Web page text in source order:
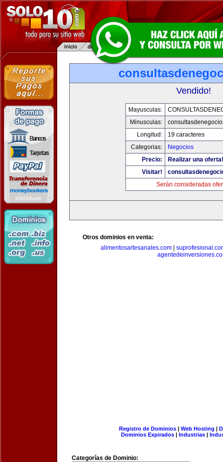
Vendido!
Mayusculas:
Minusculas:
Longitud:
19 caracteres
Categorias:
Negocios
Precio:
Realizar una oferta!
Visitar!
Serán consideradas
Otros dominios en venta:
alimentosartesanales.com
Registro de Dominios| Web Hosting |
Dominios Expirados | Industrias |
Categorías de Dominio: